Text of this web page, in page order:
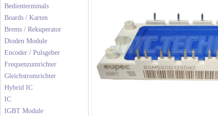
Bedienterminals
Boards / Karten
Brems / Rekuperator
Dioden Module
Encoder / Pulsgeber
Frequenzumrichter
Gleichstromrichter
Hybrid IC
IC
IGBT Module